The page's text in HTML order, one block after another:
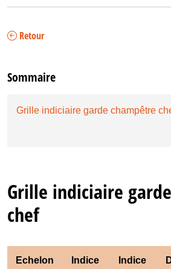
Retour
Sommaire
Grille indiciaire garde champêtre
Grille indiciaire
chef
Echelon Indice Indice